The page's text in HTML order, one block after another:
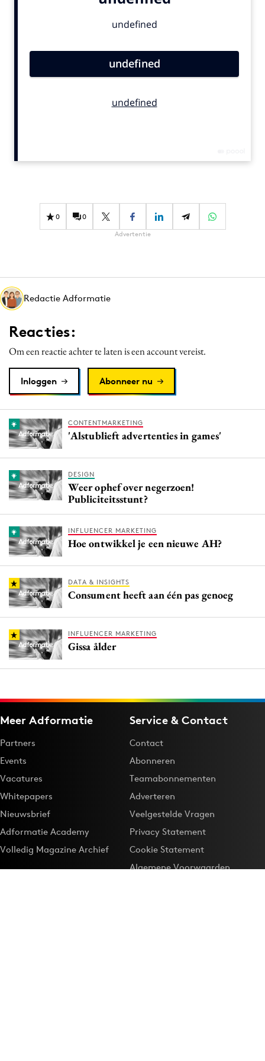
Gedragsverandering
Influencer marketing
Media
Merkstrategie
PR
Programmatic
Purpose Marketing
Reputatie & crisis
0 0
Advertentie
Redactie Adformatie
Reacties:
Om een reactie achter te laten is een account vereist.
Inloggen Abonneer nu
CONTENTMARKETING
'Alstublieft advertenties in games'
DESIGN
Weer ophef over negerzoen!
Publiciteitsstunt?
INFLUENCER MARKETING
Hoe ontwikkel je een nieuwe AH?
DATA & INSIGHTS
Consument heeft aan één pas genoeg
INFLUENCER MARKETING
Gissa ålder
Meer Adformatie
Partners
Events
Vacatures
Whitepapers
Nieuwsbrief
Adformatie Academy
Volledig Magazine Archief
Service & Contact
Contact
Abonneren
Teamabonnementen
Adverteren
Veelgestelde Vragen
Privacy Statement
Cookie Statement
Algemene Voorwaarden